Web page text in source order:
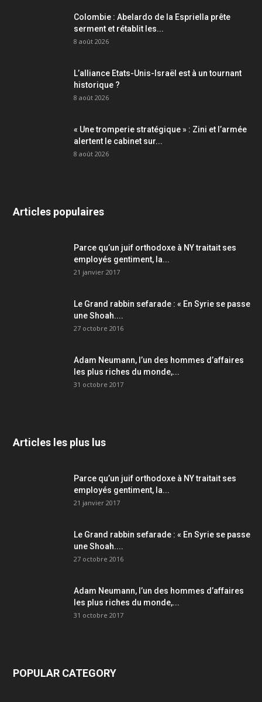
Colombie : Abelardo de la Espriella prête
serment et rétablit les...
8 août 2026
L’alliance Etats-Unis-Israël est à un tournant
historique ?
8 août 2026
« Une tromperie stratégique » : Zini et l’armée
alertent le cabinet sur...
8 août 2026
Articles populaires
Parce qu’un juif orthodoxe à NY traitait ses
employés gentiment, la...
21 janvier 2017
Le Grand rabbin sefarade : « En Syrie se passe
une Shoah....
27 octobre 2016
Adam Neumann, l’un des hommes d’affaires
les plus riches du monde,...
31 octobre 2017
Articles les plus lus
Parce qu’un juif orthodoxe à NY traitait ses
employés gentiment, la...
21 janvier 2017
Le Grand rabbin sefarade : « En Syrie se passe
une Shoah....
27 octobre 2016
Adam Neumann, l’un des hommes d’affaires
les plus riches du monde,...
31 octobre 2017
POPULAR CATEGORY